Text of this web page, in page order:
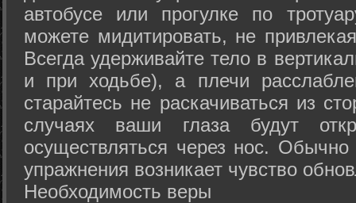
автобусе или прогулке по
можете мидитировать, не
Всегда удерживайте тело в
и при ходьбе), а плечи
старайтесь не раскачиваться из
случаях ваши глаза будут
осуществляться через нос. Обычно
упражнения возникает чувство
Необходимость веры